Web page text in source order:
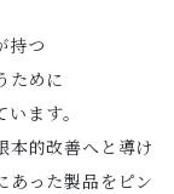
持つ
ために
ます。
本的改善へと導け
あった製品をピン